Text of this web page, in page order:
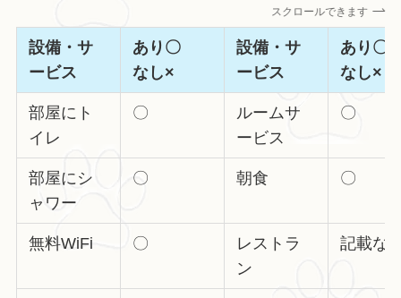
スクロールできます
設備・サ
ービス
あり〇
なし×
設備・サ
ービス
あり
なし×
部屋にト
イレ
〇
ルームサ
ービス
〇
部屋にシ
ャワー
〇 朝食 〇
無料WiFi 〇
レストラ
ン
記載な